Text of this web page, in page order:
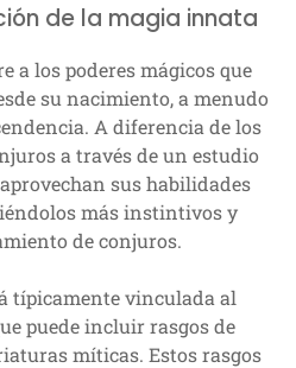
de la magia innata
a los poderes mágicos que
su nacimiento, a menudo
A diferencia de los
a través de un estudio
sus habilidades
más instintivos y
de conjuros.
típicamente vinculada al
puede incluir rasgos de
míticas. Estos rasgos